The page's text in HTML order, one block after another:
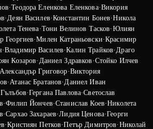
·Теодора Еленкова Еленкова·Викория
· Деян Василев·Константин Бонев·Никола
Тенева·Тони Велинов Тасков· Юлиян
Георгиев·Милен Катраньовски·Красимир
·Владимир Василев·Калин Трайков· Драго
Козаров· Даниел Здравков ·Стойко Илчев
Александър Григовор·Виктория
· Атанас Братанов· Даниел Иван
·Гергана Павлова·Светослав
·Филип Йончев·Станислав Коев·Николета
·Сархао Захараев·Лидия Ценова·Георги
·Кристиян Петков·Петър Димитров· Николай